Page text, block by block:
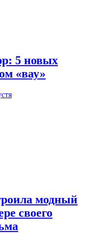
5 новых
«вау»
модный
своего